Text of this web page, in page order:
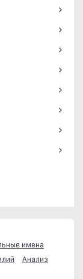
имена
Анализ